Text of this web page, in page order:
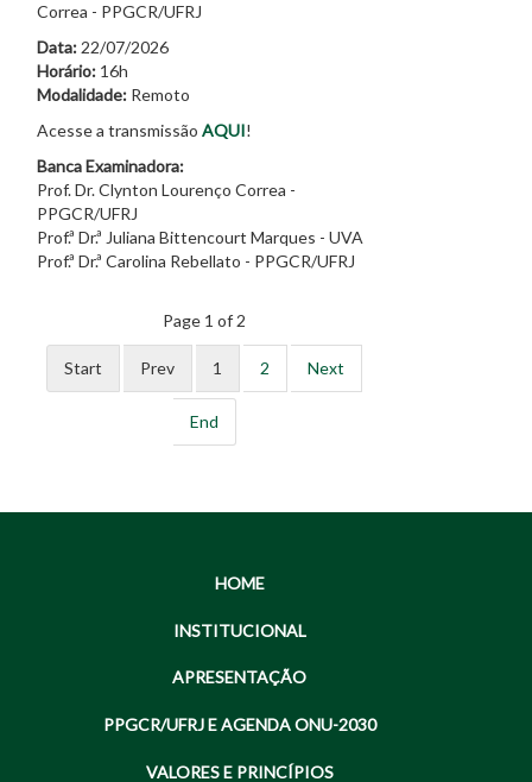
Correa - PPGCR/UFRJ
Data: 22/07/2026
Horário: 16h
Modalidade: Remoto
Acesse a transmissão AQUI!
Banca Examinadora:
Prof. Dr. Clynton Lourenço Correa -
PPGCR/UFRJ
Prof.ª Dr.ª Juliana Bittencourt Marques - UVA
Prof.ª Dr.ª Carolina Rebellato - PPGCR/UFRJ
Page 1 of 2
Start Prev 1 2 Next
End
HOME
INSTITUCIONAL
APRESENTAÇÃO
PPGCR/UFRJ E AGENDA ONU-2030
VALORES E PRINCÍPIOS